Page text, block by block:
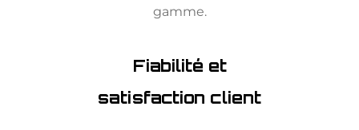
gamme.
Fiabilité et
satisfaction client